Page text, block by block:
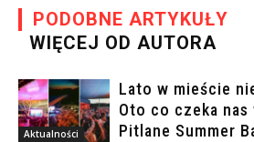
PODOBNE ARTYKUŁY
WIĘCEJ OD AUTORA
Aktualności
Lato w mieście
Oto co czeka
Pitlane Summer